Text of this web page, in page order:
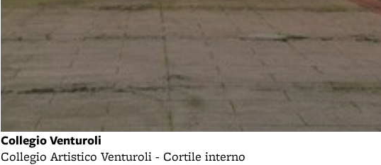
Collegio Venturoli
Collegio Artistico Venturoli - Cortile interno